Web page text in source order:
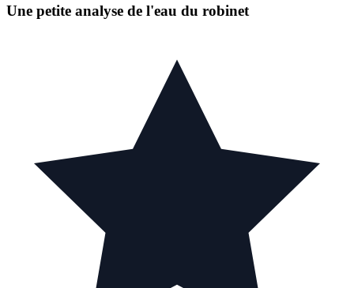
Une petite analyse de l'eau du robinet